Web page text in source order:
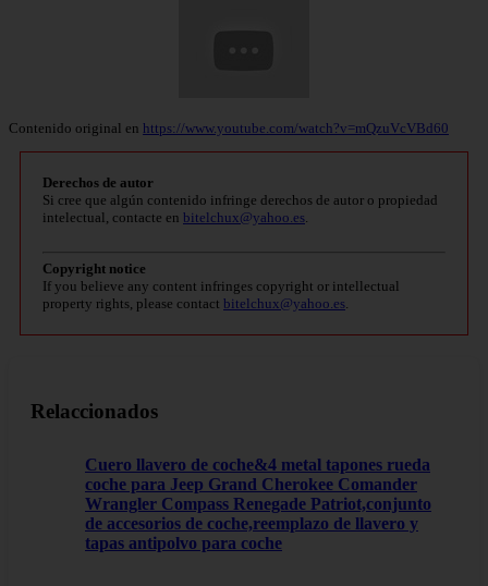
Contenido original en https://www.youtube.com/watch?v=mQzuVcVBd60
Derechos de autor
Si cree que algún contenido infringe derechos de autor o propiedad
intelectual, contacte en bitelchux@yahoo.es.
Copyright notice
If you believe any content infringes copyright or intellectual
property rights, please contact bitelchux@yahoo.es.
Relaccionados
Cuero llavero de coche&4 metal tapones rueda
coche para Jeep Grand Cherokee Comander
Wrangler Compass Renegade Patriot,conjunto
de accesorios de coche,reemplazo de llavero y
tapas antipolvo para coche